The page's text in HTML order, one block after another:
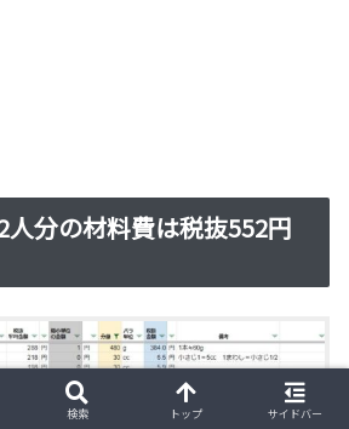
分の材料費は税抜552円
検索 トップ サイドバー